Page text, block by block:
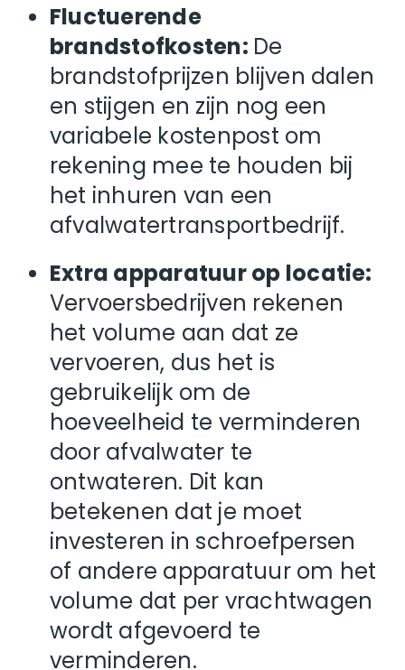
Fluctuerende
brandstofkosten: De
brandstofprijzen blijven dalen
en stijgen en zijn nog een
variabele kostenpost om
rekening mee te houden bij
het inhuren van een
afvalwatertransportbedrijf.
Extra apparatuur op locatie:
Vervoersbedrijven rekenen
het volume aan dat ze
vervoeren, dus het is
gebruikelijk om de
hoeveelheid te verminderen
door afvalwater te
ontwateren. Dit kan
betekenen dat je moet
investeren in schroefpersen
of andere apparatuur om het
volume dat per vrachtwagen
wordt afgevoerd te
verminderen.